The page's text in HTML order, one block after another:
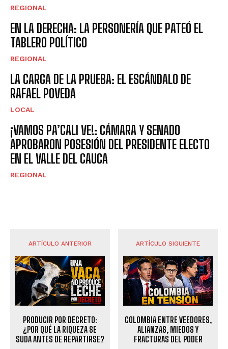
REGIONAL
EN LA DERECHA: LA PERSONERÍA QUE PATEÓ EL
TABLERO POLÍTICO
REGIONAL
LA CARGA DE LA PRUEBA: EL ESCÁNDALO DE
RAFAEL POVEDA
LOCAL
¡VAMOS PA’CALI VE!: CÁMARA Y SENADO
APROBARON POSESIÓN DEL PRESIDENTE ELECTO
EN EL VALLE DEL CAUCA
REGIONAL
ARTÍCULO ANTERIOR
PRODUCIR POR DECRETO:
¿POR QUÉ LA RIQUEZA SE
SUDA ANTES DE REPARTIRSE?
ARTÍCULO SIGUIENTE
COLOMBIA ENTRE VEEDORES,
ALIANZAS, MIEDOS Y
FRACTURAS DEL PODER